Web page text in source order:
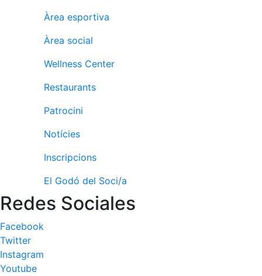
Sortides
culturals
Talks
Calendari
Socials
Jocs de taula
Club
Wellness
Center
Servei de
fisiosalut
Àrea esportiva
Àrea social
Wellness Center
Restaurants
Patrocini
Notícies
Inscripcions
El Godó del Soci/a
Redes Sociales
Facebook
Twitter
Instagram
Youtube